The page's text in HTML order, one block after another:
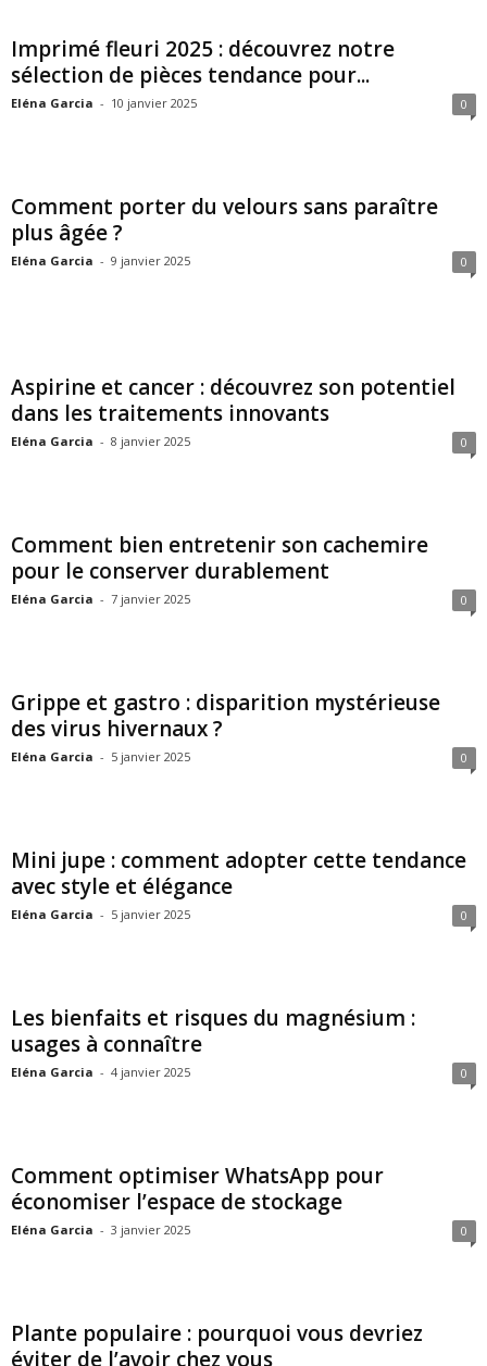
Imprimé fleuri 2025 : découvrez notre
sélection de pièces tendance pour...
Eléna Garcia - 10 janvier 2025 0
Comment porter du velours sans paraître
plus âgée ?
Eléna Garcia - 9 janvier 2025 0
Aspirine et cancer : découvrez son potentiel
dans les traitements innovants
Eléna Garcia - 8 janvier 2025 0
Comment bien entretenir son cachemire
pour le conserver durablement
Eléna Garcia - 7 janvier 2025 0
Grippe et gastro : disparition mystérieuse
des virus hivernaux ?
Eléna Garcia - 5 janvier 2025 0
Mini jupe : comment adopter cette tendance
avec style et élégance
Eléna Garcia - 5 janvier 2025 0
Les bienfaits et risques du magnésium :
usages à connaître
Eléna Garcia - 4 janvier 2025 0
Comment optimiser WhatsApp pour
économiser l’espace de stockage
Eléna Garcia - 3 janvier 2025 0
Plante populaire : pourquoi vous devriez
éviter de l’avoir chez vous